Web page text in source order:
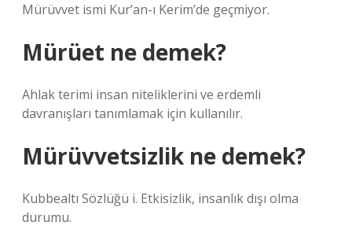
Mürüvvet ismi Kur’an-ı Kerim’de geçmiyor.
Mürüet ne demek?
Ahlak terimi insan niteliklerini ve erdemli
davranışları tanımlamak için kullanılır.
Mürüvvetsizlik ne demek?
Kubbealtı Sözlüğü i. Etkisizlik, insanlık dışı olma
durumu.